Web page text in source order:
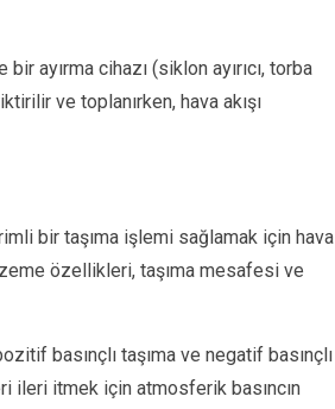
ayırma cihazı (siklon ayırıcı, torba
ve toplanırken, hava akışı
bir taşıma işlemi sağlamak için hava
özellikleri, taşıma mesafesi ve
basınçlı taşıma ve negatif basınçlı
ileri itmek için atmosferik basıncın